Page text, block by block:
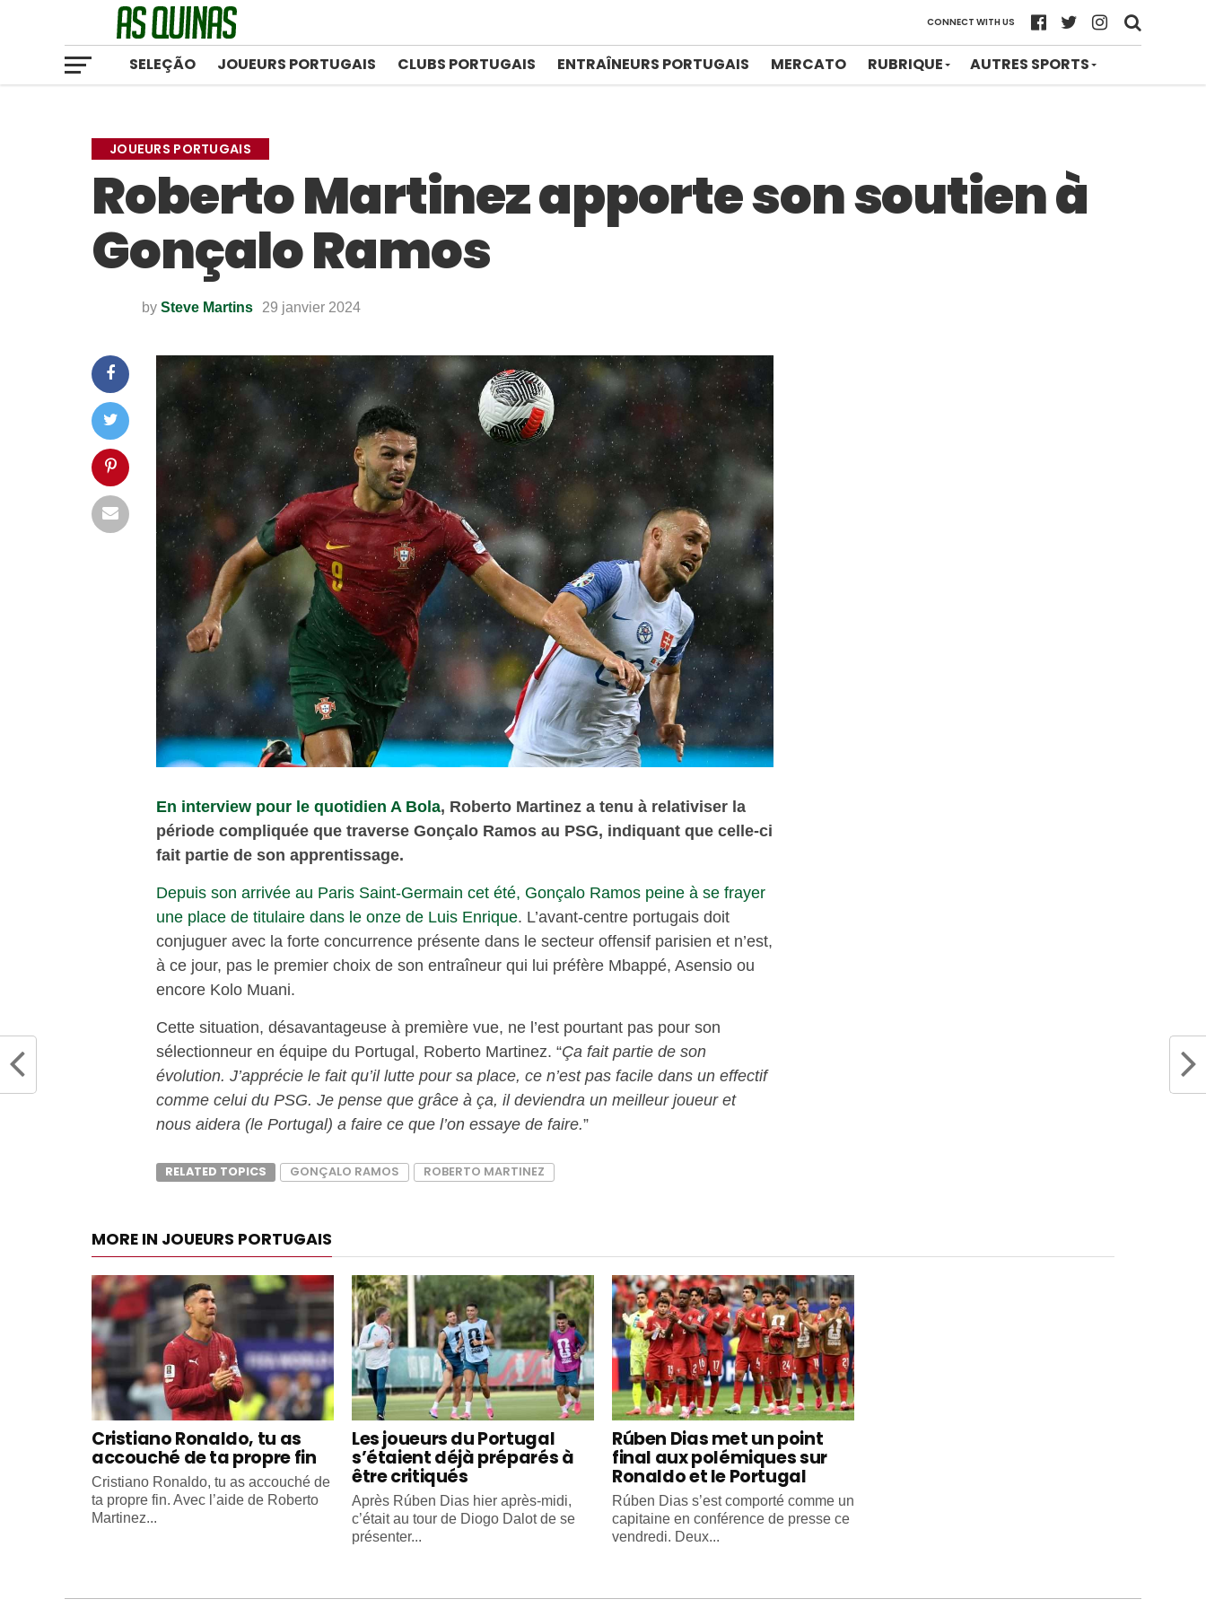
CONNECT WITH US
SELEÇÃO JOUEURS PORTUGAIS CLUBS PORTUGAIS ENTRAÎNEURS PORTUGAIS MERCATO RUBRIQUE AUTRES SPORTS
JOUEURS PORTUGAIS
Roberto Martinez apporte son soutien à
Gonçalo Ramos
by Steve Martins 29 janvier 2024
En interview pour le quotidien A Bola, Roberto Martinez a tenu à relativiser la
période compliquée que traverse Gonçalo Ramos au PSG, indiquant que celle-ci
fait partie de son apprentissage.
Depuis son arrivée au Paris Saint-Germain cet été, Gonçalo Ramos peine à se frayer
une place de titulaire dans le onze de Luis Enrique. L’avant-centre portugais doit
conjuguer avec la forte concurrence présente dans le secteur offensif parisien et n’est,
à ce jour, pas le premier choix de son entraîneur qui lui préfère Mbappé, Asensio ou
encore Kolo Muani.
Cette situation, désavantageuse à première vue, ne l’est pourtant pas pour son
sélectionneur en équipe du Portugal, Roberto Martinez. “Ça fait partie de son
évolution. J’apprécie le fait qu’il lutte pour sa place, ce n’est pas facile dans un effectif
comme celui du PSG. Je pense que grâce à ça, il deviendra un meilleur joueur et
nous aidera (le Portugal) a faire ce que l’on essaye de faire.”
RELATED TOPICS GONÇALO RAMOS ROBERTO MARTINEZ
MORE IN JOUEURS PORTUGAIS
Cristiano Ronaldo, tu as
accouché de ta propre fin
Cristiano Ronaldo, tu as accouché de
ta propre fin. Avec l’aide de Roberto
Martinez...
Les joueurs du Portugal
s’étaient déjà préparés à
être critiqués
Après Rúben Dias hier après-midi,
c’était au tour de Diogo Dalot de se
présenter...
Rúben Dias met un point
final aux polémiques sur
Ronaldo et le Portugal
Rúben Dias s’est comporté comme un
capitaine en conférence de presse ce
vendredi. Deux...